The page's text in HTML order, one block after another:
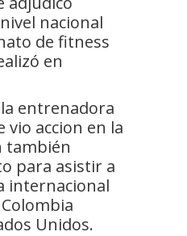
nacional
de fitness
en
entrenadora
vio accion en la
también
para asistir a
internacional
Unidos.